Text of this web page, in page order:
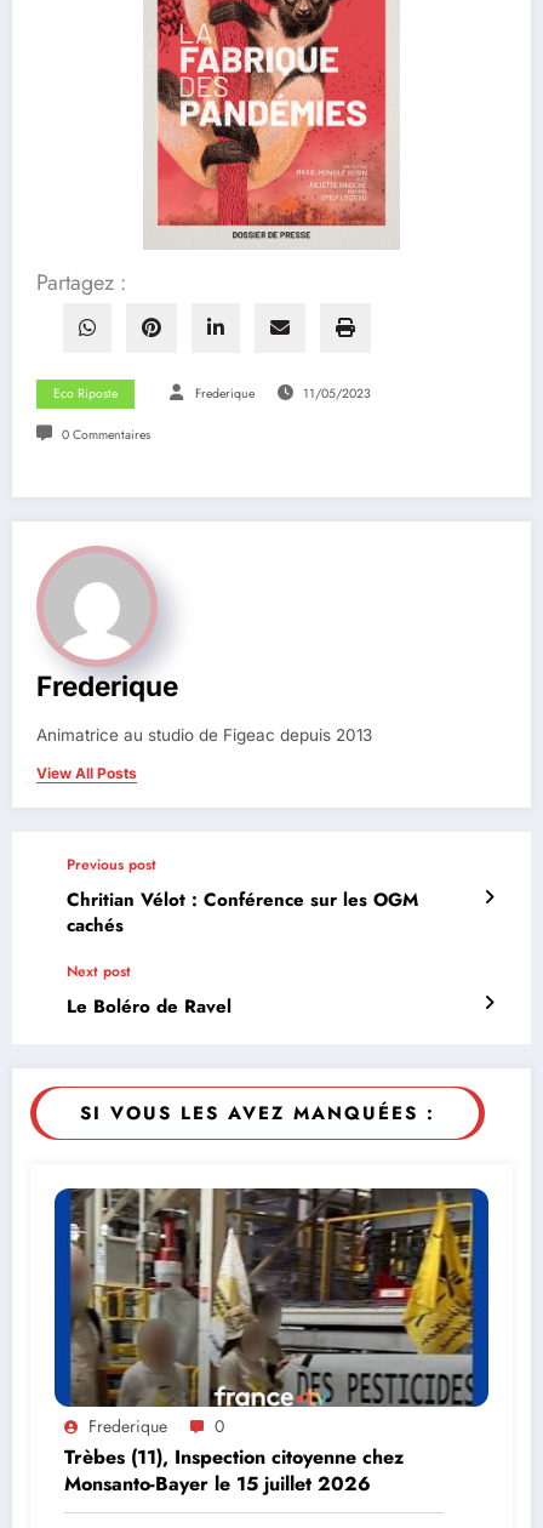
Partagez :
Eco Riposte Frederique 11/05/2023
0 Commentaires
Frederique
Animatrice au studio de Figeac depuis 2013
View All Posts
Previous post
Chritian Vélot : Conférence sur les OGM
cachés
Next post
Le Boléro de Ravel
SI VOUS LES AVEZ MANQUÉES :
Frederique 0
Trèbes (11), Inspection citoyenne chez
Monsanto-Bayer le 15 juillet 2026